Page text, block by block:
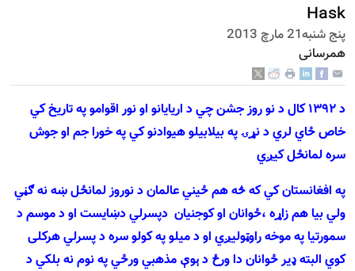
Hask
پنج شنبه21 مارچ 2013
همرسانی
د ١٣٩٢ کال د نو روز جشن چي د اريايانو او نور اقوامو په تاريخ کي
خاص ځاي لري د نړۍ پهبيلابيلو هيوادنو کي په خورا جم او جوش
سره لمانځل کيږي
په افغانستان کي که څه همځيني عالمان د نوروز لمانځل ښه نه ګڼي
ولي بيا هم زاړه ،ځوانان او کوجنيان دپسرلي دښايست او د موسم د
سمورتيا په موخه راوټوليږي او د ميلو په کولو سره د پسرلي هرکلى
کوي البته ډير ځوانان دا ورځ د ېوې مذهبي ورځي په نوم نه بلکي د